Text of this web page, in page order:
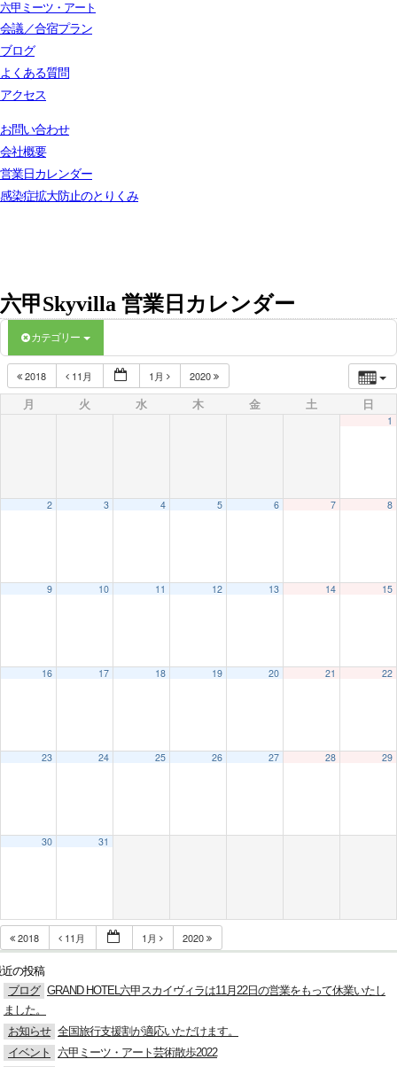
六甲ミーツ・アート
会議／合宿プラン
ブログ
よくある質問
アクセス
お問い合わせ
会社概要
営業日カレンダー
感染症拡大防止のとりくみ
六甲Skyvilla 営業日カレンダー
カテゴリー
2018 11月 1月 2020
月 火 水 木 金 土 日
1
2 3 4 5 6 7 8
9 10 11 12 13 14 15
16 17 18 19 20 21 22
23 24 25 26 27 28 29
30 31
2018 11月 1月 2020
の投稿
ブログ GRAND HOTEL六甲スカイヴィラは11月22日の営業をもって休業いたし
ました。
お知らせ 全国旅行支援割が適応いただけます。
イベント
六甲ミーツ・アート芸術散歩2022